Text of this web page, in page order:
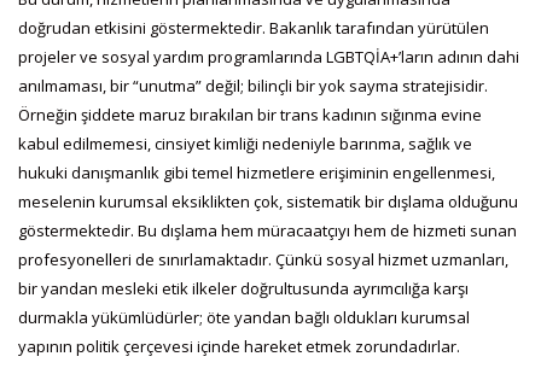
doğrudan etkisini göstermektedir. Bakanlık tarafından yürütülen
projeler ve sosyal yardım programlarında LGBTQİA+’ların adının dahi
anılmaması, bir “unutma” değil; bilinçli bir yok sayma stratejisidir.
Örneğin şiddete maruz bırakılan bir trans kadının sığınma evine
kabul edilmemesi, cinsiyet kimliği nedeniyle barınma, sağlık ve
hukuki danışmanlık gibi temel hizmetlere erişiminin engellenmesi,
meselenin kurumsal eksiklikten çok, sistematik bir dışlama olduğunu
göstermektedir. Bu dışlama hem müracaatçıyı hem de hizmeti sunan
profesyonelleri de sınırlamaktadır. Çünkü sosyal hizmet uzmanları,
bir yandan mesleki etik ilkeler doğrultusunda ayrımcılığa karşı
durmakla yükümlüdürler; öte yandan bağlı oldukları kurumsal
yapının politik çerçevesi içinde hareket etmek zorundadırlar.